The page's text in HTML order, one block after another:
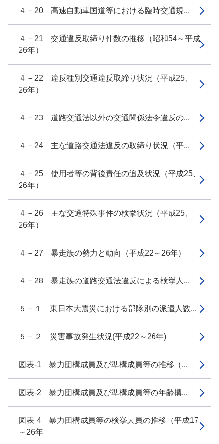
４－20 高速自動車国道等における臨時交通規...
４－21 交通違反取締り件数の推移（昭和54～平成
26年）
４－22 違反種別交通違反取締り状況（平成25、
26年）
４－23 道路交通法以外の交通関係法令違反の...
４－24 主な道路交通法違反の取締り状況（平...
４－25 使用者等の背後責任の追及状況（平成25、
26年）
４－26 主な交通特殊事件の検挙状況（平成25、
26年）
４－27 暴走族の勢力と動向（平成22～26年）
４－28 暴走族の道路交通法違反による検挙人...
５－１ 東日本大震災における部隊別の派遣人数...
５－２ 災害事故発生状況(平成22～26年)
図表-1 暴力団構成員及び準構成員等の推移（...
図表-2 暴力団構成員及び準構成員等の年齢構...
図表-4 暴力団構成員等の検挙人員の推移（平成17
～26年